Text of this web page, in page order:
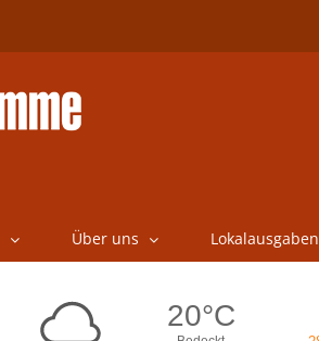
Über uns Lokalausgaben